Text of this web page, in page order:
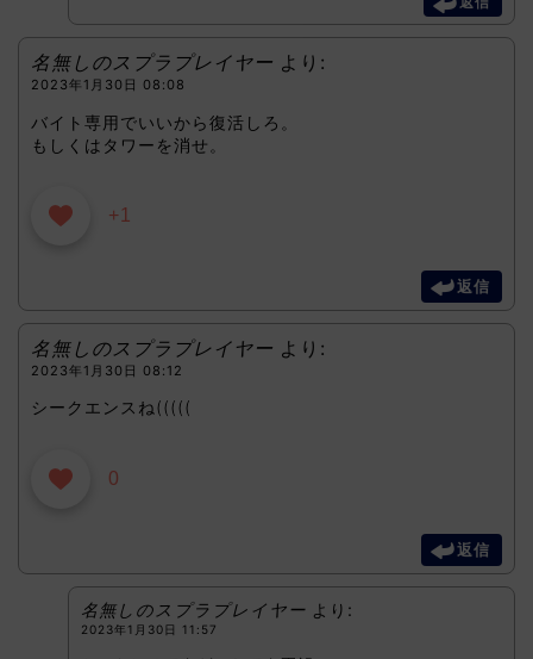
名無しのスプラプレイヤー より:
2023年1月30日 08:08
バイト専用でいいから復活しろ。
もしくはタワーを消せ。
+1
返信
名無しのスプラプレイヤー より:
2023年1月30日 08:12
シークエンスね(((((
0
返信
名無しのスプラプレイヤー より:
2023年1月30日 11:57